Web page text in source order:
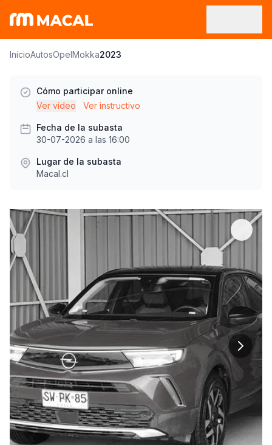
InicioAutosOpelMokka2023
Cómo participar online
Ver video
Ver instructivo
Fecha de la subasta
30-07-2026 a las 16:00
Lugar de la subasta
Macal.cl